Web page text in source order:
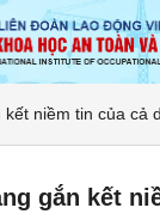
niềm tin của cả
gắn kết